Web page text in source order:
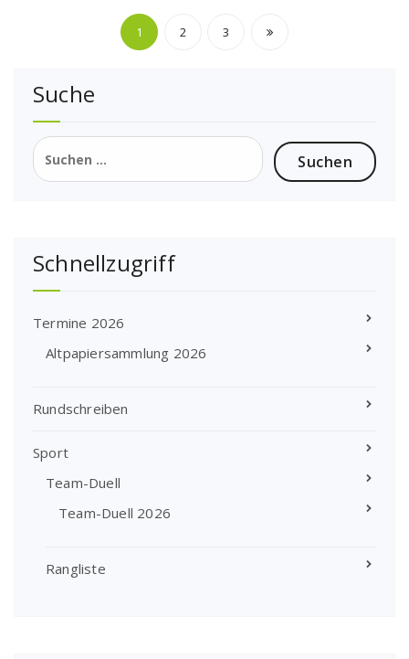
1 2 3
Suche
Suchen
nach:
Schnellzugriff
Termine 2026
Altpapiersammlung 2026
Rundschreiben
Sport
Team-Duell
Team-Duell 2026
Rangliste